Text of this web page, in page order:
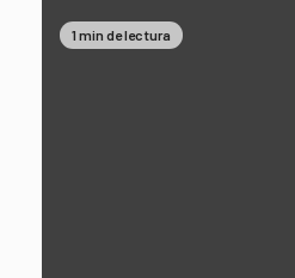
1 min de lectura